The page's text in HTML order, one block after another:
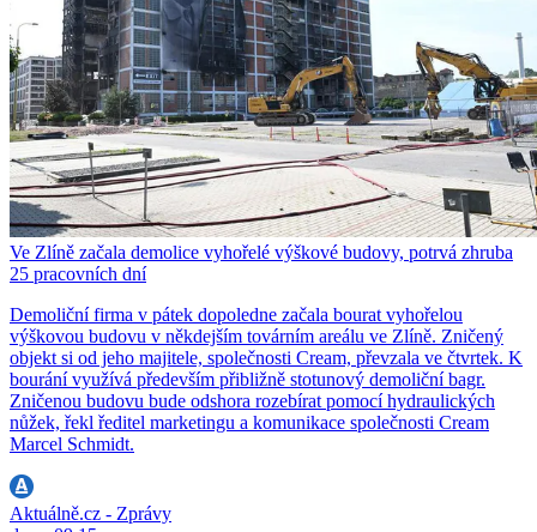
Ve Zlíně začala demolice vyhořelé výškové budovy, potrvá zhruba
25 pracovních dní
Demoliční firma v pátek dopoledne začala bourat vyhořelou
výškovou budovu v někdejším továrním areálu ve Zlíně. Zničený
objekt si od jeho majitele, společnosti Cream, převzala ve čtvrtek. K
bourání využívá především přibližně stotunový demoliční bagr.
Zničenou budovu bude odshora rozebírat pomocí hydraulických
nůžek, řekl ředitel marketingu a komunikace společnosti Cream
Marcel Schmidt.
Aktuálně.cz - Zprávy